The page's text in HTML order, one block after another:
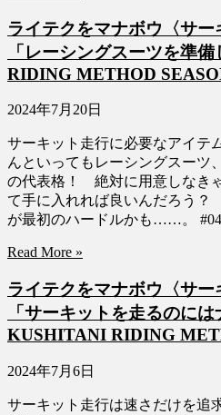
ライテクをマナボウ〈サー
「レーシングスーツを準
RIDING METHOD
2024年7月20日
サーキット走行に必要なアイテ
んといってもレーシングスーツ
の代表格！ 絶対に用意しなき
て手に入れれば良いんだろう
が最初のハードルかも……。 #04
Read More »
ライテクをマナボウ〈サー
「サーキットを走るのには
KUSHITANI RIDING
2024年7月6日
サーキット走行は速さだけを追